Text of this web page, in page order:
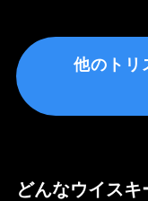
他のトリ
どんなウイスキ